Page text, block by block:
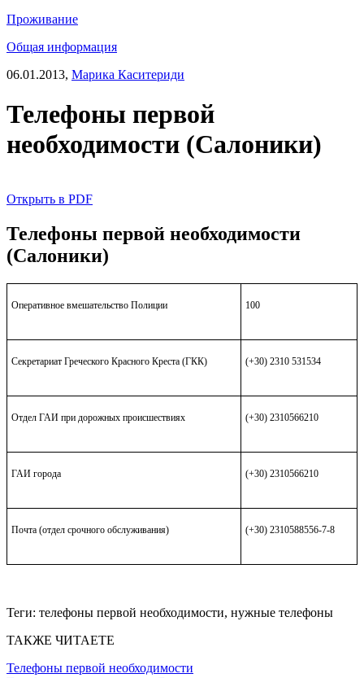
Проживание
Общая информация
06.01.2013, Марика Каситериди
Телефоны первой
необходимости (Салоники)
Открыть в PDF
Телефоны первой необходимости
(Салоники)
Оперативное вмешательство Полиции 100
Секретариат Греческого Красного Креста (ГКК) (+30) 2310 531534
Отдел ГАИ при дорожных происшествиях (+30) 2310566210
ГАИ города (+30) 2310566210
Почта (отдел срочного обслуживания) (+30) 2310588556-7-8
Теги: телефоны первой необходимости, нужные телефоны
ТАКЖЕ ЧИТАЕТЕ
Телефоны первой необходимости